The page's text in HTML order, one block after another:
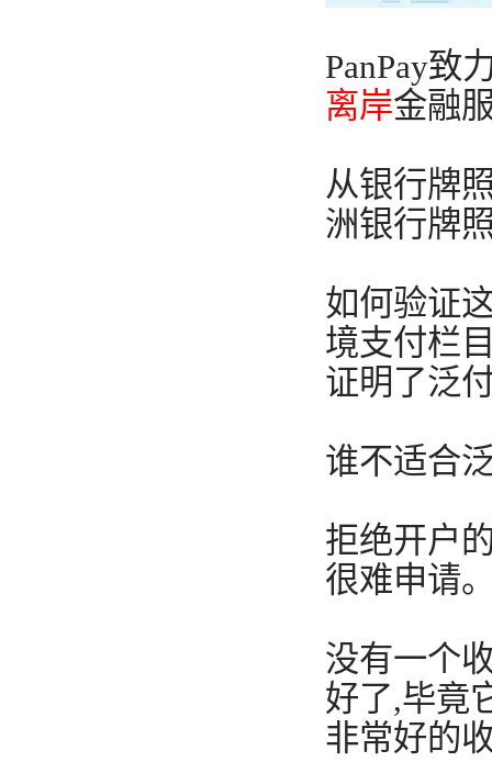
PanPay致
离岸金融
从银行牌
洲银行牌
如何验证
境支付栏
证明了泛
谁不适合
拒绝开户
很难申请
没有一个
好了,毕竟
非常好的